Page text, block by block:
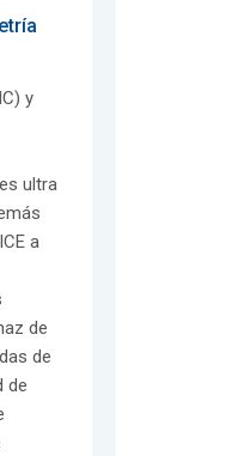
y
ultra
a
de
de
de